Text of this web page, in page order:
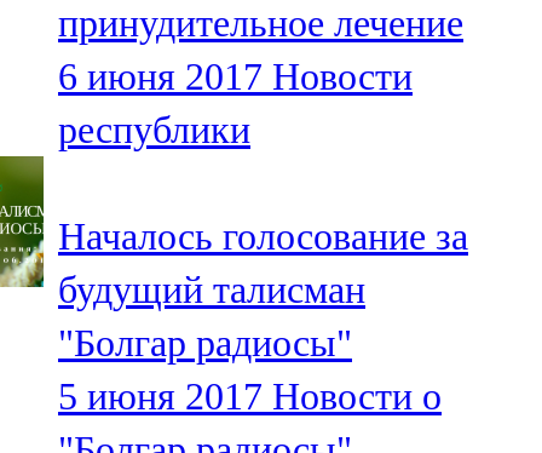
принудительное лечение
6 июня 2017 Новости
республики
Началось голосование за
будущий талисман
"Болгар радиосы"
5 июня 2017 Новости о